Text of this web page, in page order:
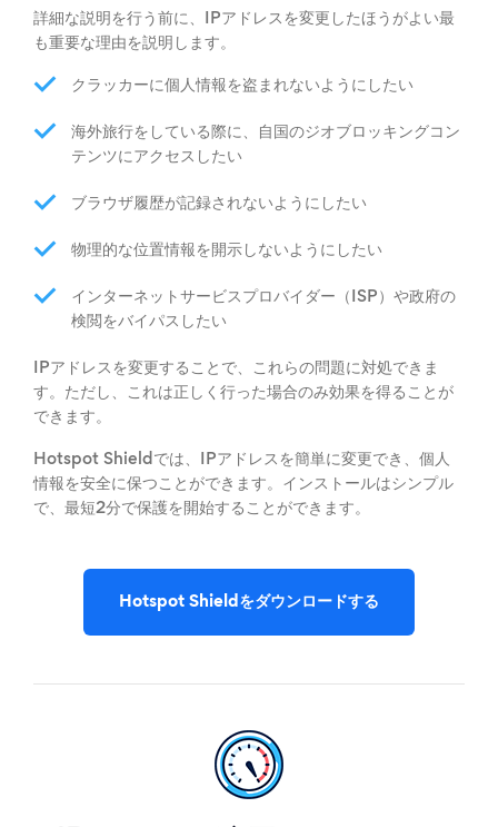
詳細な説明を行う前に、IPアドレスを変更したほうがよい最
も重要な理由を説明します。
クラッカーに個人情報を盗まれないようにしたい
海外旅行をしている際に、自国のジオブロッキングコン
テンツにアクセスしたい
ブラウザ履歴が記録されないようにしたい
物理的な位置情報を開示しないようにしたい
インターネットサービスプロバイダー（ISP）や政府の
検閲をバイパスしたい
IPアドレスを変更することで、これらの問題に対処できま
す。ただし、これは正しく行った場合のみ効果を得ることが
できます。
Hotspot Shieldでは、IPアドレスを簡単に変更でき、個人
情報を安全に保つことができます。インストールはシンプル
で、最短2分で保護を開始することができます。
Hotspot Shieldをダウンロードする